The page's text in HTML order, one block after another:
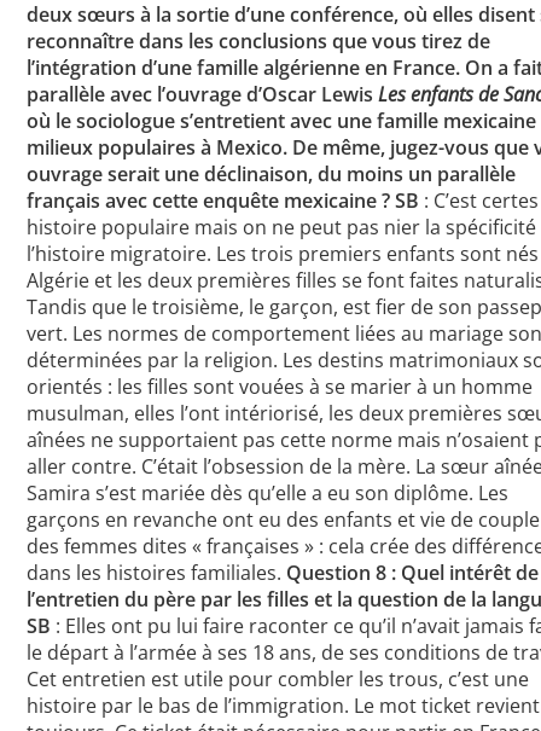
deux sœurs à la sortie d’une conférence, où elles disent
reconnaître dans les conclusions que vous tirez de
l’intégration d’une famille algérienne en France. On a
parallèle avec l’ouvrage d’Oscar LewisLes enfants de
où le sociologue s’entretient avec une famille mexicaine
milieux populaires à Mexico. De même, jugez-vous que
ouvrage serait une déclinaison, du moins un parallèle
français avec cette enquête mexicaine ? SB : C’est
histoire populaire mais on ne peut pas nier la spécificité
l’histoire migratoire. Les trois premiers enfants sont
Algérie et les deux premières filles se font faites
Tandis que le troisième, le garçon, est fier de son
vert. Les normes de comportement liées au mariage
déterminées par la religion. Les destins matrimoniaux
orientés : les filles sont vouées à se marier à un homme
musulman, elles l’ont intériorisé, les deux premières
aînées ne supportaient pas cette norme mais n’osaient
aller contre. C’était l’obsession de la mère. La sœur
Samira s’est mariée dès qu’elle a eu son diplôme. Les
garçons en revanche ont eu des enfants et vie de
des femmes dites « françaises » : cela crée des
dans les histoires familiales. Question 8 : Quel intérêt de
l’entretien du père par les filles et la question de la
SB : Elles ont pu lui faire raconter ce qu’il n’avait jamais
le départ à l’armée à ses 18 ans, de ses conditions de
Cet entretien est utile pour combler les trous, c’est une
histoire par le bas de l’immigration. Le mot ticket revient